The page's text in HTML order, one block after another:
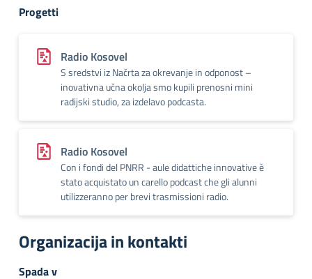
Progetti
Radio Kosovel
S sredstvi iz Načrta za okrevanje in odponost –
inovativna učna okolja smo kupili prenosni mini
radijski studio, za izdelavo podcasta.
Radio Kosovel
Con i fondi del PNRR - aule didattiche innovative è
stato acquistato un carello podcast che gli alunni
utilizzeranno per brevi trasmissioni radio.
Organizacija in kontakti
Spada v